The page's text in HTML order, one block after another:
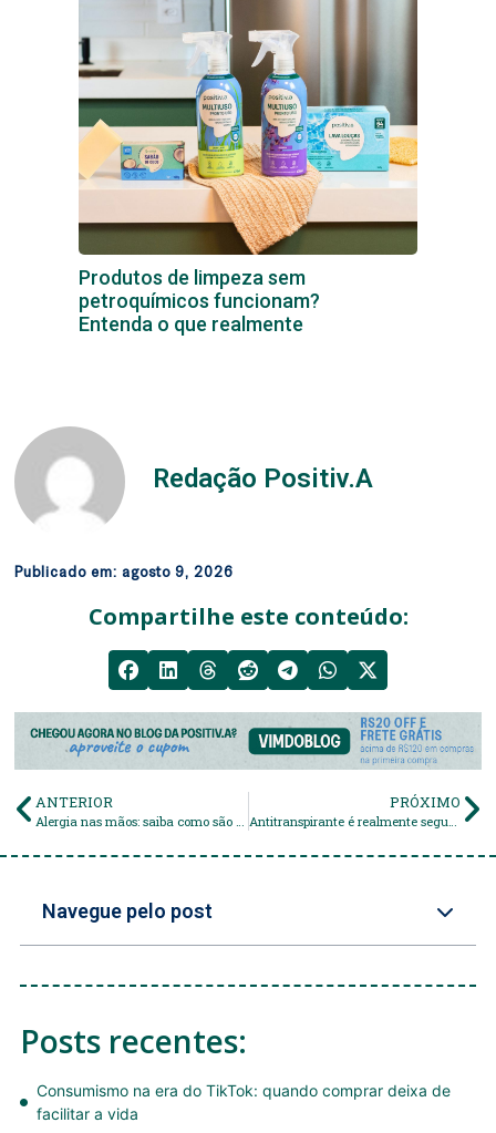
Produtos de limpeza sem
petroquímicos funcionam?
Entenda o que realmente
Redação Positiv.A
Publicado em:agosto 9, 2026
Compartilhe este conteúdo:
ANTERIOR PRÓXIMO
Navegue pelo post
Posts recentes:
Consumismo na era do TikTok: quando comprar deixa de
facilitar a vida